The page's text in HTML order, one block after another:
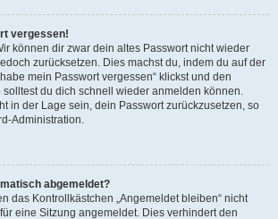
vergessen!
können dir zwar dein altes Passwort nicht wieder
zurücksetzen. Dies machst du, indem du auf der
mein Passwort vergessen“ klickst und den
du dich schnell wieder anmelden können.
in der Lage sein, dein Passwort zurückzusetzen, so
Administration.
abgemeldet?
das Kontrollkästchen „Angemeldet bleiben“ nicht
eine Sitzung angemeldet. Dies verhindert den